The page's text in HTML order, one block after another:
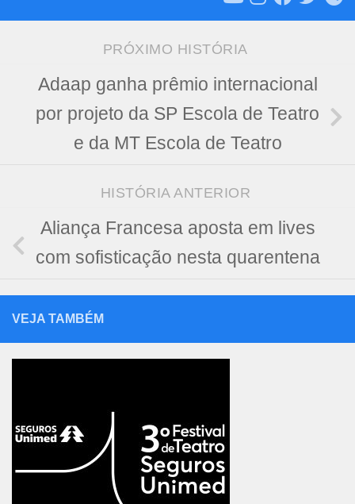
PRÓXIMO HISTÓRIA
Adaap ganha prêmio internacional
por projeto da SP Escola de Teatro
e da MT Escola de Teatro
HISTÓRIA ANTERIOR
Aliança Francesa aposta em lives
com sofisticação nesta quarentena
VEJA TAMBÉM